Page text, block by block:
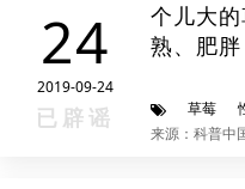
24
2019-09-24
已辟谣
个儿大
熟、肥
草莓